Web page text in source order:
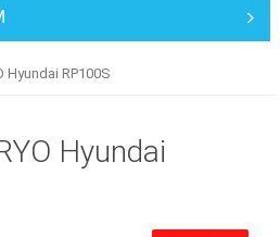
Hyundai RP100S
Hyundai